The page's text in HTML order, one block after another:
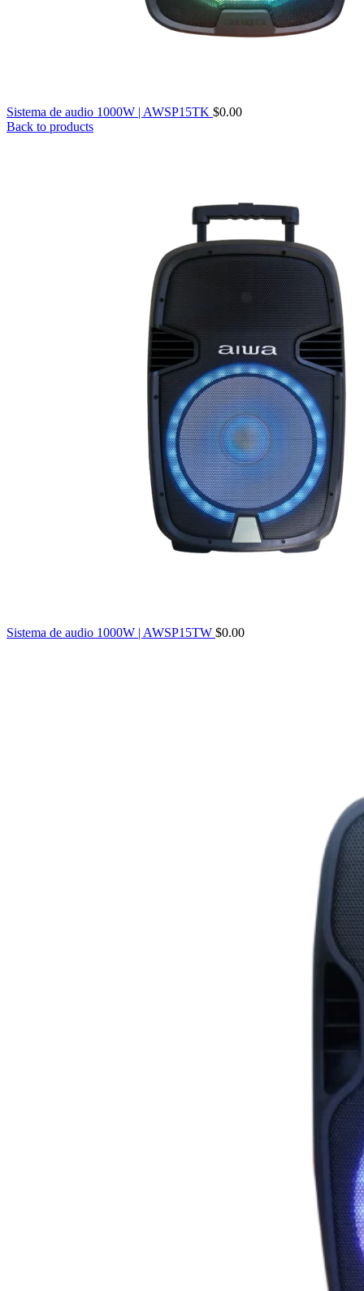
Sistema de audio 1000W | AWSP15TK $0.00
Back to products
Sistema de audio 1000W | AWSP15TW $0.00